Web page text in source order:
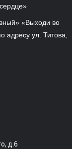
«Выходи во
адресу ул. Титова,
д.6